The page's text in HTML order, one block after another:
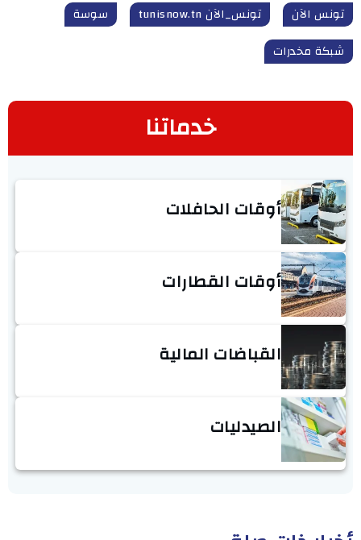
تونس الآن تونس_الآن tunisnow.tn
سوسة
شبكة مخدرات
خدماتنا
أوقات الحافلات
أوقات القطارات
القباضات المالية
الصيدليات